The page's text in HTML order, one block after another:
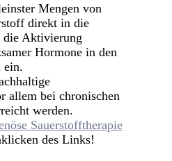
Mengen von
direkt in die
die Aktivierung
Hormone in den
ein.
allem bei chronischen
werden.
Sauerstofftherapie
des Links!